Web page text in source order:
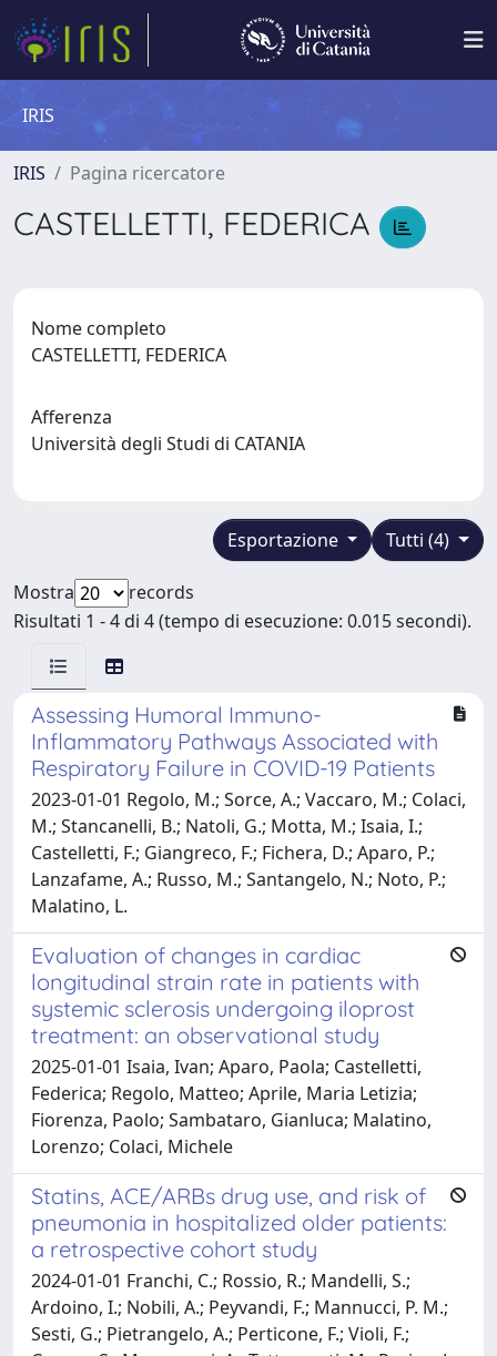
IRIS
IRIS Pagina ricercatore
CASTELLETTI, FEDERICA
Nome completo
CASTELLETTI, FEDERICA
Afferenza
Università degli Studi di CATANIA
Tutti (4)
Esportazione
Mostra
records
Risultati 1 - 4 di 4 (tempo di esecuzione: 0.015 secondi).
Assessing Humoral Immuno-
Inflammatory Pathways Associated with
Respiratory Failure in COVID-19 Patients
2023-01-01 Regolo, M.; Sorce, A.; Vaccaro, M.; Colaci,
M.; Stancanelli, B.; Natoli, G.; Motta, M.; Isaia, I.;
Castelletti, F.; Giangreco, F.; Fichera, D.; Aparo, P.;
Lanzafame, A.; Russo, M.; Santangelo, N.; Noto, P.;
Malatino, L.
Evaluation of changes in cardiac
longitudinal strain rate in patients with
systemic sclerosis undergoing iloprost
treatment: an observational study
2025-01-01 Isaia, Ivan; Aparo, Paola; Castelletti,
Federica; Regolo, Matteo; Aprile, Maria Letizia;
Fiorenza, Paolo; Sambataro, Gianluca; Malatino,
Lorenzo; Colaci, Michele
Statins, ACE/ARBs drug use, and risk of
pneumonia in hospitalized older patients:
a retrospective cohort study
2024-01-01 Franchi, C.; Rossio, R.; Mandelli, S.;
Ardoino, I.; Nobili, A.; Peyvandi, F.; Mannucci, P. M.;
Sesti, G.; Pietrangelo, A.; Perticone, F.; Violi, F.;